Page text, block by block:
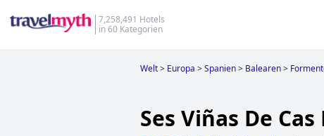
7,258,491 Hotels
in 60 Kategorien
Welt> Europa >Spanien> Balearen>
Ses Viñas De